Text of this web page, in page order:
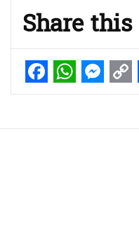
Share this
Facebook